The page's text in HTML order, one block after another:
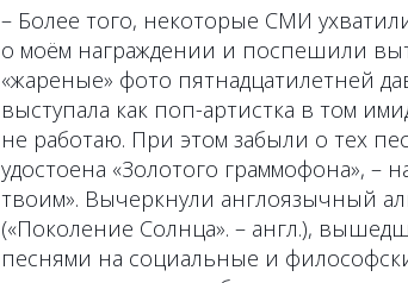
– Более того, некоторые СМИ
о моём награждении и поспешили
«жареные» фото пятнадцатилетней
выступала как поп-артистка в том
не работаю. При этом забыли о тех
удостоена «Золотого граммофона», –
твоим». Вычеркнули англоязычный
(«Поколение Солнца». – англ.),
песнями на социальные и